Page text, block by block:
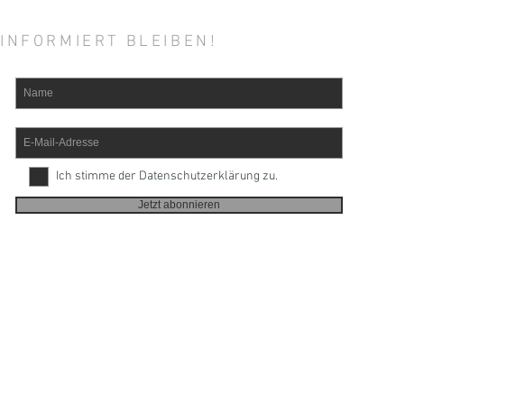
INFORMIERT BLEIBEN!
Ich stimme der Datenschutzerklärung zu.
Jetzt abonnieren